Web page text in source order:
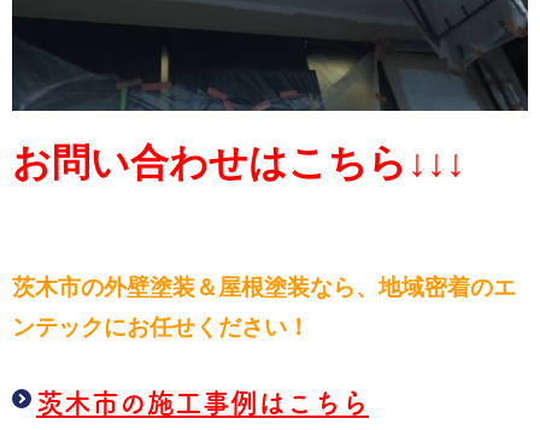
お問い合わせはこちら↓↓↓
茨木市の外壁塗装＆屋根塗装なら、地域密着のエ
ンテックにお任せください！
茨木市の施工事例はこちら